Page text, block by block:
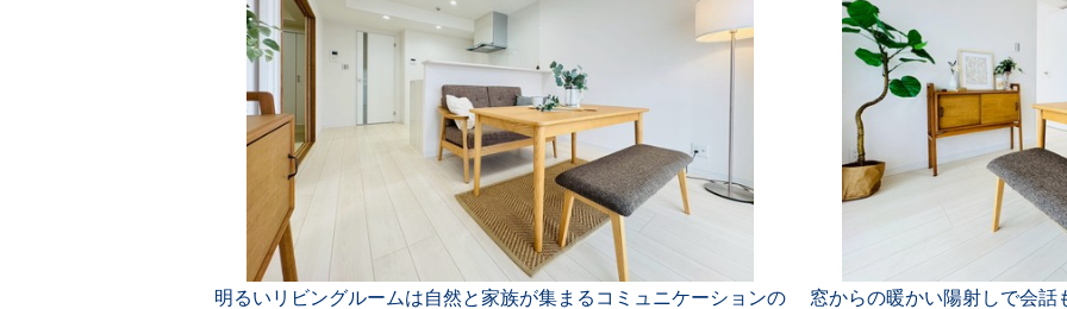
明るいリビングルームは自然と家族が集まるコミュニケーションの
窓からの暖かい陽射しで会話